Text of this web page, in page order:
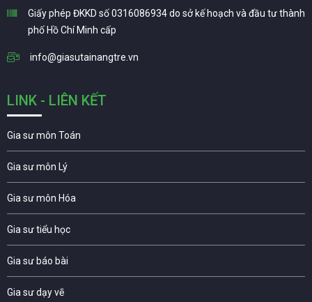
Giấy phép ĐKKD số 0316086934 do sở kế hoạch và đầu tư thành
phố Hồ Chí Minh cấp
info@giasutainangtre.vn
LINK - LIÊN KẾT
Gia sư môn Toán
Gia sư môn Lý
Gia sư môn Hóa
Gia sư tiểu học
Gia sư báo bài
Gia sư dạy vẽ